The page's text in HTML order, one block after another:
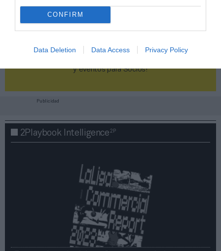
CONFIRM
Data Deletion Data Access Privacy Policy
y eventos para Socios!​​​​​​​
Publicidad
2Playbook Intelligence2P